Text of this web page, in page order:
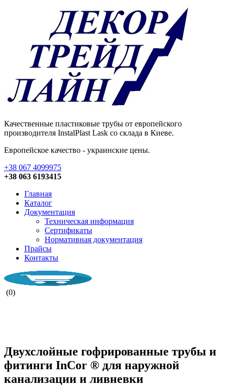
Качественные пластиковые трубы от европейского
производителя InstalPlast Lask со склада в Киеве.
Европейское качество - украинские цены.
+38 067 4099975
+38 063 6193415
Главная
Каталог
Документация
Техническая информация
Сертификаты
Нормативная документация
Прайсы
Контакты
(0)
Двухслойные гофрированные трубы и
фитинги InCor ® для наружной
канализации и ливневки